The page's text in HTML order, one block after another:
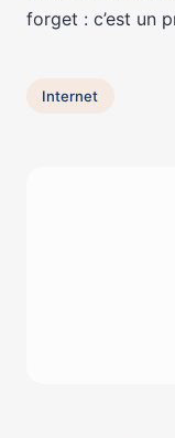
forget : c’est un
Internet